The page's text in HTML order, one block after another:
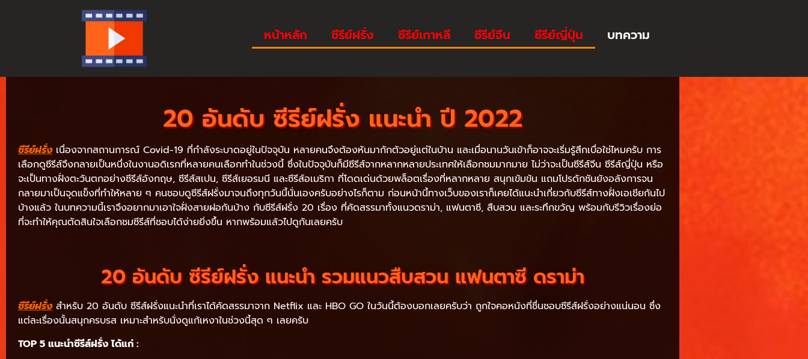
หน้าหลัก ซีรีย์ฝรั่ง ซีรีย์เกาหลี ซีรีย์จีน ซีรีย์ญี่ปุ่น บทความ
20 อันดับ ซีรีย์ฝรั่ง แนะนํา ปี 2022
ซีรีย์ฝรั่งเนื่องจากสถานการณ์ Covid-19 ที่กำลังระบาดอยู่ในปัจจุบัน หลายคนจึงต้องหันมากักตัวอยู่แต่ในบ้าน และเมื่อนานวันเข้าก็อาจจะเริ่มรู้สึกเบื่อใช่ไหมครับ การ
เลือกดูซีรีส์จึงกลายเป็นหนึ่งในงานอดิเรกที่หลายคนเลือกทำในช่วงนี้ ซึ่งในปัจจุบันก็มีซีรีส์จากหลากหลายประเทศให้เลือกชมมากมาย ไม่ว่าจะเป็นซีรีส์จีน ซีรีส์ญี่ปุ่น หรือ
จะเป็นทางฝั่งตะวันตกอย่างซีรีส์อังกฤษ, ซีรีส์สเปน, ซีรีส์เยอรมนี และซีรีส์อเมริกา ที่โดดเด่นด้วยพล็อตเรื่องที่หลากหลาย สนุกเข้มข้น แถมโปรดักชันยังอลังการจน
กลายมาเป็นจุดแข็งที่ทำให้หลาย ๆ คนชอบดูซีรีส์ฝรั่งมาจนถึงทุกวันนี้นั่นเองครับอย่างไรก็ตาม ก่อนหน้านี้ทางเว็บของเราก็เคยได้แนะนำเกี่ยวกับซีรีส์ทางฝั่งเอเชียกันไป
บ้างแล้ว ในบทความนี้เราจึงอยากมาเอาใจฝั่งสายฝอกันบ้าง กับซีรีส์ฝรั่ง 20 เรื่อง ที่คัดสรรมาทั้งแนวดราม่า, แฟนตาซี, สืบสวน และระทึกขวัญ พร้อมกับรีวิวเรื่องย่อ
ที่จะทำให้คุณตัดสินใจเลือกชมซีรีส์ที่ชอบได้ง่ายยิ่งขึ้น หากพร้อมแล้วไปดูกันเลยครับ
20 อันดับ ซีรีย์ฝรั่ง แนะนํา รวมแนวสืบสวน แฟนตาซี ดราม่า
ซีรีย์ฝรั่งสำหรับ 20 อันดับ ซีรีส์ฝรั่งแนะนำที่เราได้คัดสรรมาจาก Netflix และ HBO GO ในวันนี้ต้องบอกเลยครับว่า ถูกใจคอหนังที่ชื่นชอบซีรีส์ฝรั่งอย่างแน่นอน ซึ่ง
แต่ละเรื่องนั้นสนุกครบรส เหมาะสำหรับนั่งดูแก้เหงาในช่วงนี้สุด ๆ เลยครับ
TOP 5 แนะนำซีรีส์ฝรั่ง ได้แก่ :